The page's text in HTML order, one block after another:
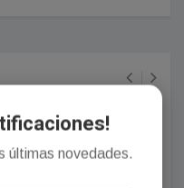
últimas novedades.